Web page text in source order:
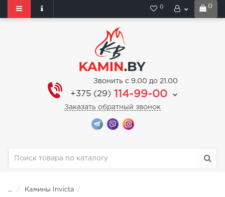
0
0
Звонить с 9.00 до 21.00
+375 (29) 114-99-00
Заказать обратный звонок
...
Камины Invicta